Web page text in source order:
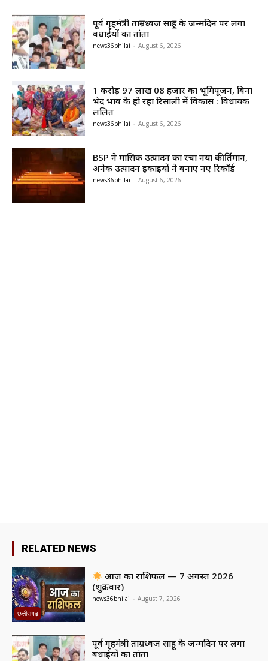
पूर्व गृहमंत्री ताम्रध्वज साहू के जन्मदिन पर लगा
बधाईयों का तांता
news36bhilai - August 6, 2026
1 करोड़ 97 लाख 08 हजार का भूमिपूजन, बिना
भेद भाव के हो रहा रिसाली में विकास : विधायक
ललित
news36bhilai - August 6, 2026
BSP ने मासिक उत्पादन का रचा नया कीर्तिमान,
अनेक उत्पादन इकाइयों ने बनाए नए रिकॉर्ड
news36bhilai - August 6, 2026
RELATED NEWS
छत्तीसगढ़
आज का राशिफल — 7 अगस्त 2026
(शुक्रवार)
news36bhilai - August 7, 2026
पूर्व गृहमंत्री ताम्रध्वज साहू के जन्मदिन पर लगा
बधाईयों का तांता